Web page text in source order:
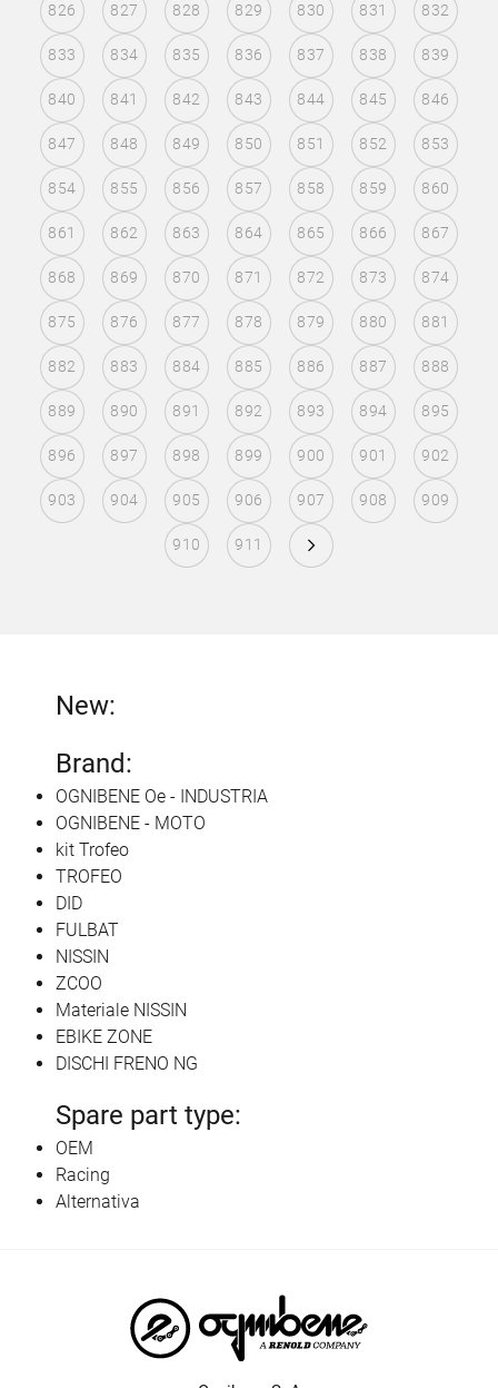
826 827 828 829 830 831 832
833 834 835 836 837 838 839
840 841 842 843 844 845 846
847 848 849 850 851 852 853
854 855 856 857 858 859 860
861 862 863 864 865 866 867
868 869 870 871 872 873 874
875 876 877 878 879 880 881
882 883 884 885 886 887 888
889 890 891 892 893 894 895
896 897 898 899 900 901 902
903 904 905 906 907 908 909
910 911
New:
Brand:
OGNIBENE Oe - INDUSTRIA
OGNIBENE - MOTO
kit Trofeo
TROFEO
DID
FULBAT
NISSIN
ZCOO
Materiale NISSIN
EBIKE ZONE
DISCHI FRENO NG
Spare part type:
OEM
Racing
Alternativa